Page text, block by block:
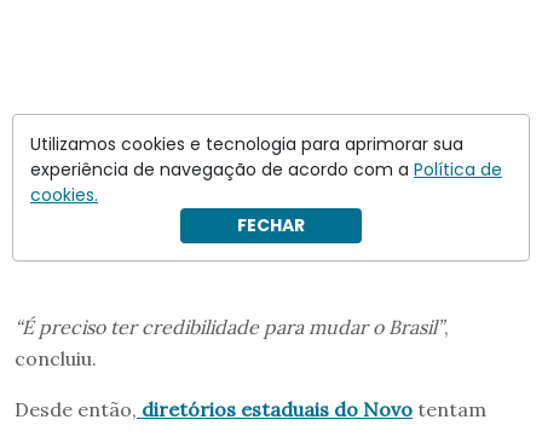
“É preciso ter credibilidade para mudar o Brasil”,
concluiu.
Desde então, diretórios estaduais do Novo tentam
Utilizamos cookies e tecnologia para aprimorar sua
experiência de navegação de acordo com a Política de
cookies.
FECHAR